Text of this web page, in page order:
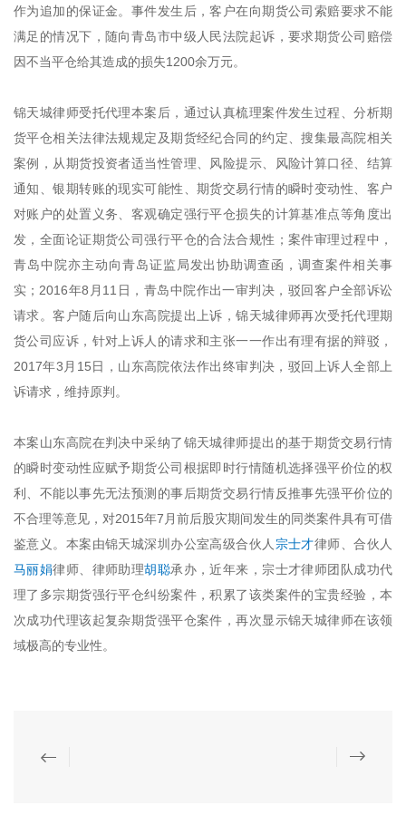
作为追加的保证金。事件发生后，客户在向期货公司索赔要求不能
满足的情况下，随向青岛市中级人民法院起诉，要求期货公司赔偿
因不当平仓给其造成的损失1200余万元。
锦天城律师受托代理本案后，通过认真梳理案件发生过程、分析期
货平仓相关法律法规规定及期货经纪合同的约定、搜集最高院相关
案例，从期货投资者适当性管理、风险提示、风险计算口径、结算
通知、银期转账的现实可能性、期货交易行情的瞬时变动性、客户
对账户的处置义务、客观确定强行平仓损失的计算基准点等角度出
发，全面论证期货公司强行平仓的合法合规性；案件审理过程中，
青岛中院亦主动向青岛证监局发出协助调查函，调查案件相关事
实；2016年8月11日，青岛中院作出一审判决，驳回客户全部诉讼
请求。客户随后向山东高院提出上诉，锦天城律师再次受托代理期
货公司应诉，针对上诉人的请求和主张一一作出有理有据的辩驳，
2017年3月15日，山东高院依法作出终审判决，驳回上诉人全部上
诉请求，维持原判。
本案山东高院在判决中采纳了锦天城律师提出的基于期货交易行情
的瞬时变动性应赋予期货公司根据即时行情随机选择强平价位的权
利、不能以事先无法预测的事后期货交易行情反推事先强平价位的
不合理等意见，对2015年7月前后股灾期间发生的同类案件具有可借
鉴意义。本案由锦天城深圳办公室高级合伙人 宗士才律师、合伙人
马丽娟律师、律师助理胡聪承办，近年来，宗士才律师团队成功代
理了多宗期货强行平仓纠纷案件，积累了该类案件的宝贵经验，本
次成功代理该起复杂期货强平仓案件，再次显示锦天城律师在该领
域极高的专业性。